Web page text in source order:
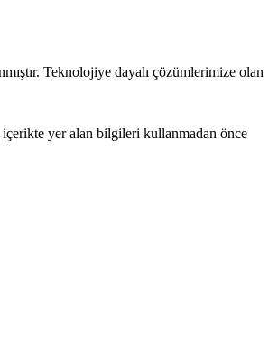
Teknolojiye dayalı çözümlerimize olan
yer alan bilgileri kullanmadan önce